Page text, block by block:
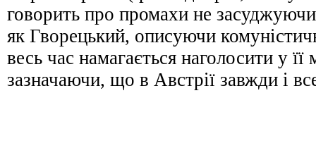
говорить про промахи не
як Гворецький, описуючи
весь час намагається наголосити у
зазначаючи, що в Австрії завжди і